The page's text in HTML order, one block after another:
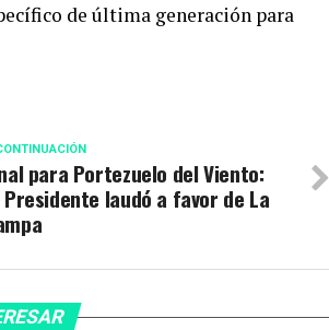
de última generación para
para Portezuelo del Viento:
laudó a favor de La